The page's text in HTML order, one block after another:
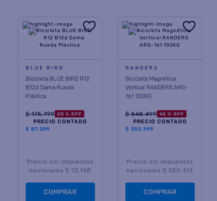
BLUE BIRD
Bicicleta BLUE BIRD R12
B12d Dama Rueda
Plástica
$ 175.799 50 % OFF
PRECIO CONTADO
$ 87.299
Precio sin impuestos
nacionales $ 72.148
COMPRAR
RANDERS
Bicicleta Magnética
Vertical RANDERS ARG-
161 100KG
$ 548.499 45 % OFF
PRECIO CONTADO
$ 302.999
Precio sin impuestos
nacionales $ 250.412
COMPRAR